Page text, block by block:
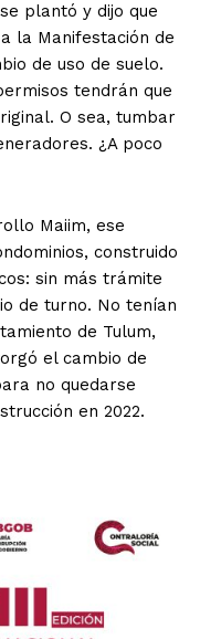
plantó y dijo que
la Manifestación de
de uso de suelo.
tendrán que
O sea, tumbar
¿A poco
Maiim, ese
construido
sin más trámite
de turno. No tenían
de Tulum,
el cambio de
no quedarse
en 2022.